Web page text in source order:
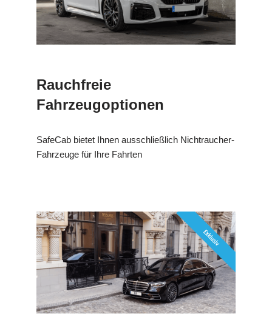
Rauchfreie
Fahrzeugoptionen
SafeCab bietet Ihnen ausschließlich Nichtraucher-
Fahrzeuge für Ihre Fahrten